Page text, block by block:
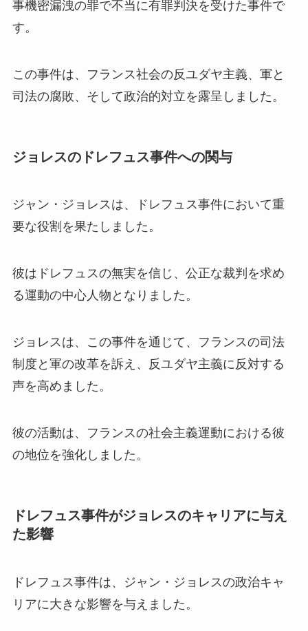
事機密漏洩の罪で不当に有罪判決を受けた事件で
す。
この事件は、フランス社会の反ユダヤ主義、軍と
司法の腐敗、そして政治的対立を露呈しました。
ジョレスのドレフュス事件への関与
ジャン・ジョレスは、ドレフュス事件において重
要な役割を果たしました。
彼はドレフュスの無実を信じ、公正な裁判を求め
る運動の中心人物となりました。
ジョレスは、この事件を通じて、フランスの司法
制度と軍の改革を訴え、反ユダヤ主義に反対する
声を高めました。
彼の活動は、フランスの社会主義運動における彼
の地位を強化しました。
ドレフュス事件がジョレスのキャリアに与え
た影響
ドレフュス事件は、ジャン・ジョレスの政治キャ
リアに大きな影響を与えました。